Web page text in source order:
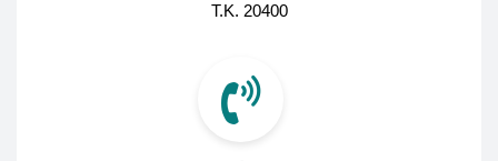
Τ.Κ. 20400